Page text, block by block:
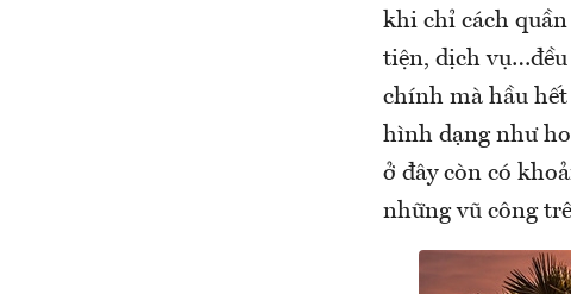
khi chỉ cách
tiện, dịch
chính mà hầu hết
hình dạng như
ở đây còn có
những vũ công